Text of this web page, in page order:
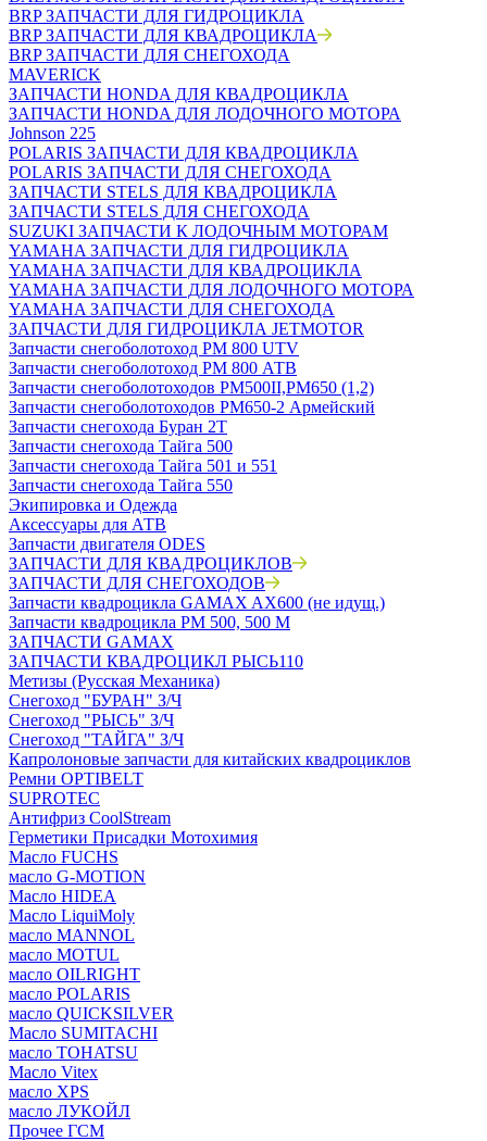
BRP ЗАПЧАСТИ ДЛЯ ГИДРОЦИКЛА
BRP ЗАПЧАСТИ ДЛЯ КВАДРОЦИКЛА
BRP ЗАПЧАСТИ ДЛЯ СНЕГОХОДА
MAVERICK
ЗАПЧАСТИ HONDA ДЛЯ КВАДРОЦИКЛА
ЗАПЧАСТИ HONDA ДЛЯ ЛОДОЧНОГО МОТОРА
Johnson 225
POLARIS ЗАПЧАСТИ ДЛЯ КВАДРОЦИКЛА
POLARIS ЗАПЧАСТИ ДЛЯ СНЕГОХОДА
ЗАПЧАСТИ STELS ДЛЯ КВАДРОЦИКЛА
ЗАПЧАСТИ STELS ДЛЯ СНЕГОХОДА
SUZUKI ЗАПЧАСТИ К ЛОДОЧНЫМ МОТОРАМ
YAMAHA ЗАПЧАСТИ ДЛЯ ГИДРОЦИКЛА
YAMAHA ЗАПЧАСТИ ДЛЯ КВАДРОЦИКЛА
YAMAHA ЗАПЧАСТИ ДЛЯ ЛОДОЧНОГО МОТОРА
YAMAHA ЗАПЧАСТИ ДЛЯ СНЕГОХОДА
ЗАПЧАСТИ ДЛЯ ГИДРОЦИКЛА JETMOTOR
Запчасти снегоболотоход РМ 800 UTV
Запчасти снегоболотоход РМ 800 АТВ
Запчасти снегоболотоходов РМ500II,РМ650 (1,2)
Запчасти снегоболотоходов РМ650-2 Армейский
Запчасти снегохода Буран 2Т
Запчасти снегохода Тайга 500
Запчасти снегохода Тайга 501 и 551
Запчасти снегохода Тайга 550
Экипировка и Одежда
Аксессуары для АТВ
Запчасти двигателя ODES
ЗАПЧАСТИ ДЛЯ КВАДРОЦИКЛОВ
ЗАПЧАСТИ ДЛЯ СНЕГОХОДОВ
Запчасти квадроцикла GAMAX AX600 (не идущ.)
Запчасти квадроцикла РМ 500, 500 М
ЗАПЧАСТИ GAMAX
ЗАПЧАСТИ КВАДРОЦИКЛ РЫСЬ110
Метизы (Русская Механика)
Снегоход "БУРАН" З/Ч
Снегоход "РЫСЬ" З/Ч
Снегоход "ТАЙГА" З/Ч
Капролоновые запчасти для китайских квадроциклов
Ремни OPTIBELT
SUPROTEC
Антифриз CoolStream
Герметики Присадки Мотохимия
Масло FUCHS
масло G-MOTION
Масло HIDEA
Масло LiquiMoly
масло MANNOL
масло MOTUL
масло OILRIGHT
масло POLARIS
масло QUICKSILVER
Масло SUMITACHI
масло TOHATSU
Масло Vitex
масло XPS
масло ЛУКОЙЛ
Прочее ГСМ